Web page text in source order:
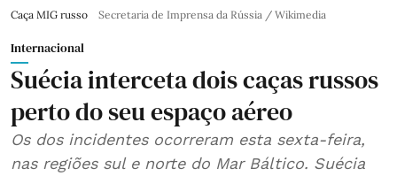
Caça MIG russo Secretaria de Imprensa da Rússia / Wikimedia
Internacional
Suécia interceta dois caças russos
perto do seu espaço aéreo
Os dos incidentes ocorreram esta sexta-feira,
nas regiões sul e norte do Mar Báltico. Suécia